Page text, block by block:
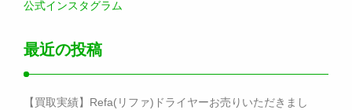
公式インスタグラム
最近の投稿
【買取実績】Refa(リファ)ドライヤーお売りいただきまし